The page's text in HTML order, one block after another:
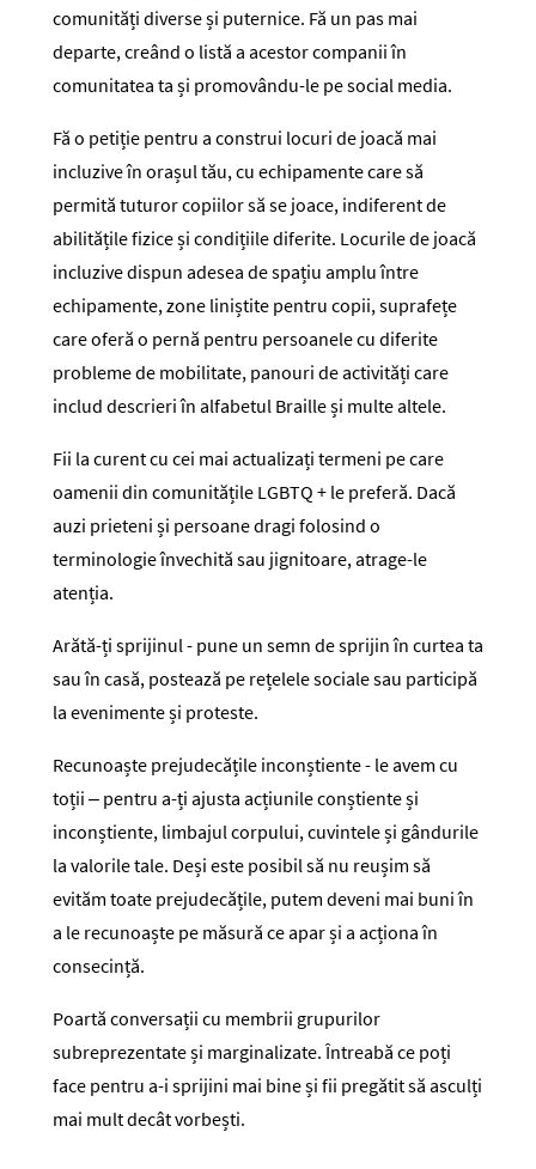
comunități diverse și puternice. Fă un pas mai
departe, creând o listă a acestor companii în
comunitatea ta și promovându-le pe social media.
Fă o petiție pentru a construi locuri de joacă mai
incluzive în orașul tău, cu echipamente care să
permită tuturor copiilor să se joace, indiferent de
abilitățile fizice și condițiile diferite. Locurile de joacă
incluzive dispun adesea de spațiu amplu între
echipamente, zone liniștite pentru copii, suprafețe
care oferă o pernă pentru persoanele cu diferite
probleme de mobilitate, panouri de activități care
includ descrieri în alfabetul Braille și multe altele.
Fii la curent cu cei mai actualizați termeni pe care
oamenii din comunitățile LGBTQ + le preferă. Dacă
auzi prieteni și persoane dragi folosind o
terminologie învechită sau jignitoare, atrage-le
atenția.
Arătă-ți sprijinul - pune un semn de sprijin în curtea ta
sau în casă, postează pe rețelele sociale sau participă
la evenimente și proteste.
Recunoaște prejudecățile inconștiente - le avem cu
toții – pentru a-ți ajusta acțiunile conștiente și
inconștiente, limbajul corpului, cuvintele și gândurile
la valorile tale. Deși este posibil să nu reușim să
evităm toate prejudecățile, putem deveni mai buni în
a le recunoaște pe măsură ce apar și a acționa în
consecință.
Poartă conversații cu membrii grupurilor
subreprezentate și marginalizate. Întreabă ce poți
face pentru a-i sprijini mai bine și fii pregătit să asculți
mai mult decât vorbești.